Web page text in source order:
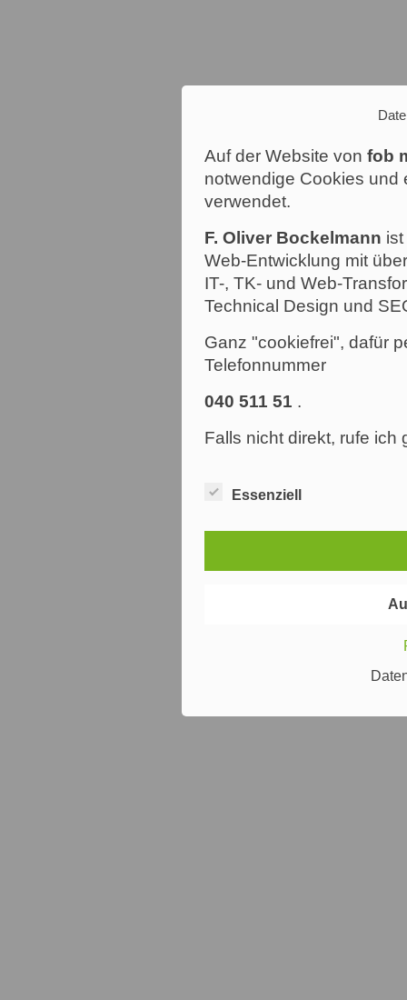
Auf der Website von fob
notwendige Cookies und
verwendet.
F. Oliver Bockelmann
Web-Entwicklung mit
IT-, TK- und Web-
Technical Design und
Ganz "cookiefrei", dafür
Telefonnummer
040 511 51 .
Falls nicht direkt, rufe ich
Essenziell